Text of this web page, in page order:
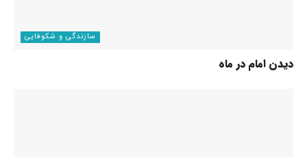
سازندگی و شکوفایی
دیدن امام در ماه